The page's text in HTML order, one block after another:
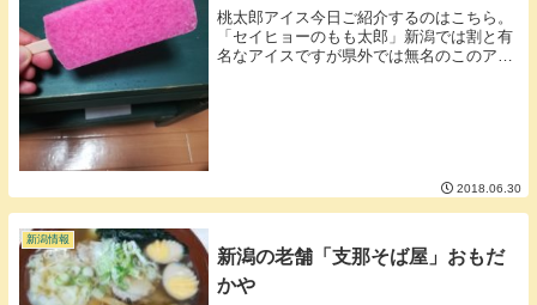
桃太郎アイス今日ご紹介するのはこちら。
「セイヒョーのもも太郎」新潟では割と有
名なアイスですが県外では無名のこのアイ
2018.06.30
新潟情報
新潟の老舗「支那そば屋」おもだ
かや